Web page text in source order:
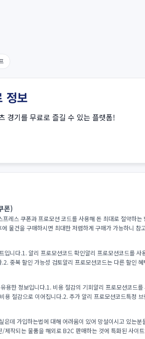
정보
경기를 무료로 즐길 수 있는 플랫폼!
폰)
레스 쿠폰과 프로모션 코드를 사용해 돈 최대로 절약하
물건을 구매하시면 최대한 저렴하게 구매가 가능하니 참
입니다.1. 알리 프로모션코드 확인알리 프로모션코드를
중복 할인 가능성 검토알리 프로모션코드는 다른 할인
용한 정보입니다.1. 비용 절감의 기회알리 프로모션코드
용 절감으로 이어집니다.2. 추가 알리 프로모션코드특정
은데 가입하는법에 대해 어려움이 있어 망설이시고 있는
작되는 물품을 해외로 B2C 판매하는 것에 특화된 사이